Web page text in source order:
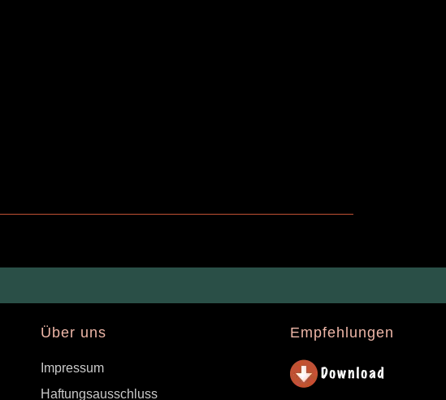
Über uns
Impressum
Haftungsausschluss
Empfehlungen